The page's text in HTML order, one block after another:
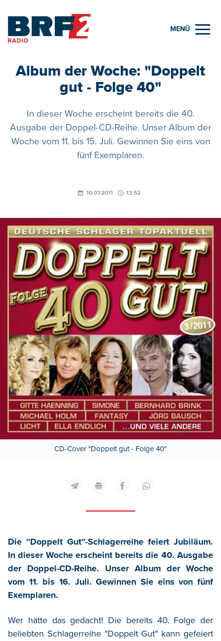
MENÜ
Album der Woche: "Doppelt
gut - Folge 40"
In dieser Woche erscheint bereits die 40.
Ausgabe der Doppel-CD-Reihe. Unser Album der
Woche vom 11. bis 15. Juli. Gewinnen Sie eins von
fünf Exemplaren.
10.07.2011 13:52
CD-Cover "Doppelt gut - Folge 40"
Die ''Doppelt Gut''-Schlagerreihe feiert Jubiläum.
In dieser Woche erscheint bereits die 40. Ausgabe
der Doppel-CD-Reihe. Unser Album der Woche
vom 11. bis 16. Juli. Gewinnen Sie eins von fünf
Exemplaren.
Wer hätte das gedacht! Die bereits 40. Folge der
beliebten Schlagerreihe "Doppelt Gut" kann gefeiert